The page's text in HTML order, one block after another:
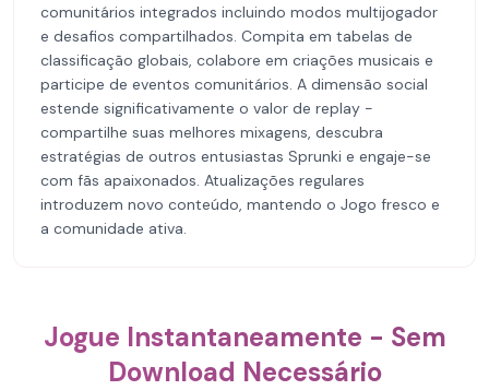
comunitários integrados incluindo modos multijogador
e desafios compartilhados. Compita em tabelas de
classificação globais, colabore em criações musicais e
participe de eventos comunitários. A dimensão social
estende significativamente o valor de replay -
compartilhe suas melhores mixagens, descubra
estratégias de outros entusiastas Sprunki e engaje-se
com fãs apaixonados. Atualizações regulares
introduzem novo conteúdo, mantendo o Jogo fresco e
a comunidade ativa.
Jogue Instantaneamente - Sem
Download Necessário